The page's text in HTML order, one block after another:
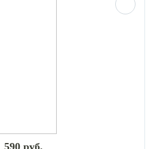
590 руб.